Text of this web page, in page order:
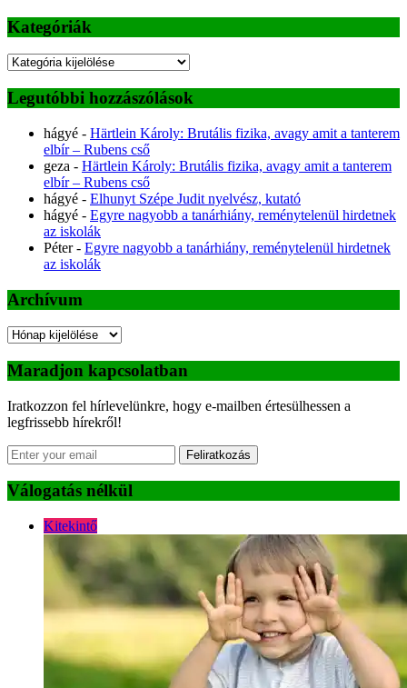
Kategóriák
Kategóriák
Legutóbbi hozzászólások
hágyé - Härtlein Károly: Brutális fizika, avagy amit a tanterem
elbír – Rubens cső
geza - Härtlein Károly: Brutális fizika, avagy amit a tanterem
elbír – Rubens cső
hágyé - Elhunyt Szépe Judit nyelvész, kutató
hágyé - Egyre nagyobb a tanárhiány, reménytelenül hirdetnek
az iskolák
Péter- Egyre nagyobb a tanárhiány, reménytelenül hirdetnek
az iskolák
Archívum
Archívum
Maradjon kapcsolatban
Iratkozzon fel hírlevelünkre, hogy e-mailben értesülhessen a
legfrissebb hírekről!
Feliratkozás
Válogatás nélkül
Kitekintő